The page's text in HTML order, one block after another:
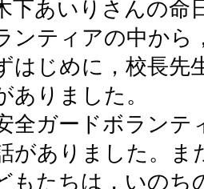
下あいりさんの命
ンティアの中から
はじめに，校長先
ありました。
全ガードボランテ
がありました。ま
もたちは，いのち